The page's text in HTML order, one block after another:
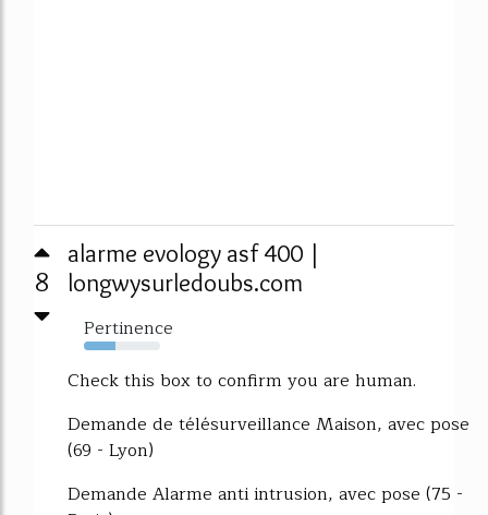
8
alarme evology asf 400 |
longwysurledoubs.com
Pertinence
42%
Check this box to confirm you are human.
Demande de télésurveillance Maison, avec pose
(69 - Lyon)
Demande Alarme anti intrusion, avec pose (75 -